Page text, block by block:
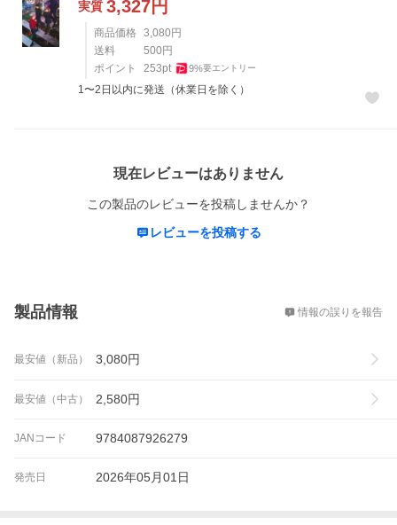
実質 3,327円
商品価格 3,080 円
送料
500 円
ポイント
253pt 9%要エントリー
1〜2日以内に発送（休業日を除く）
現在レビューはありません
この製品のレビューを投稿しませんか？
レビューを投稿する
製品情報 情報の誤りを報告
最安値（新品） 3,080円
最安値（中古） 2,580円
JANコード 9784087926279
発売日 2026年05月01日